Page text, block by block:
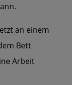
an einem
Bett
Arbeit